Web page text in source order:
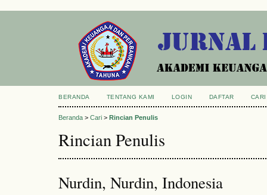
BERANDA TENTANG KAMI LOGIN DAFTAR CARI
Beranda > Cari > Rincian Penulis
Rincian Penulis
Nurdin, Nurdin, Indonesia